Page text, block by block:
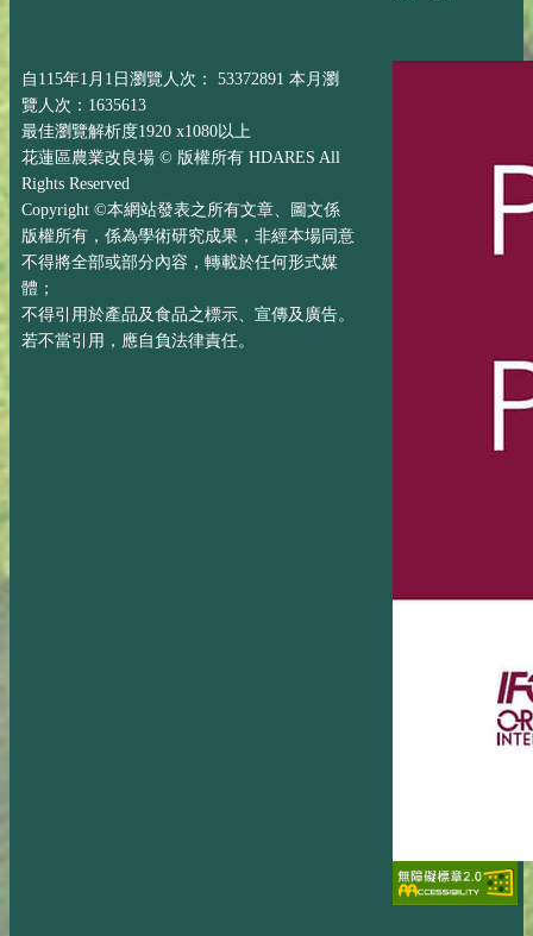
自115年1月1日瀏覽人次： 53372891 本月瀏
覽人次：1635613
最佳瀏覽解析度1920 x1080以上
花蓮區農業改良場 © 版權所有 HDARES All
Rights Reserved
Copyright ©本網站發表之所有文章、圖文係
版權所有，係為學術研究成果，非經本場同意
不得將全部或部分內容，轉載於任何形式媒
體；
不得引用於產品及食品之標示、宣傳及廣告。
若不當引用，應自負法律責任。